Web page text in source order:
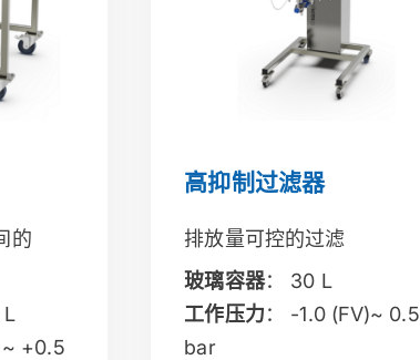
的
L
~ +0.5
高抑制过滤器
排放量可控的过滤
玻璃容器： 30 L
工作压力： -1.0 (FV)~ 0.5
bar